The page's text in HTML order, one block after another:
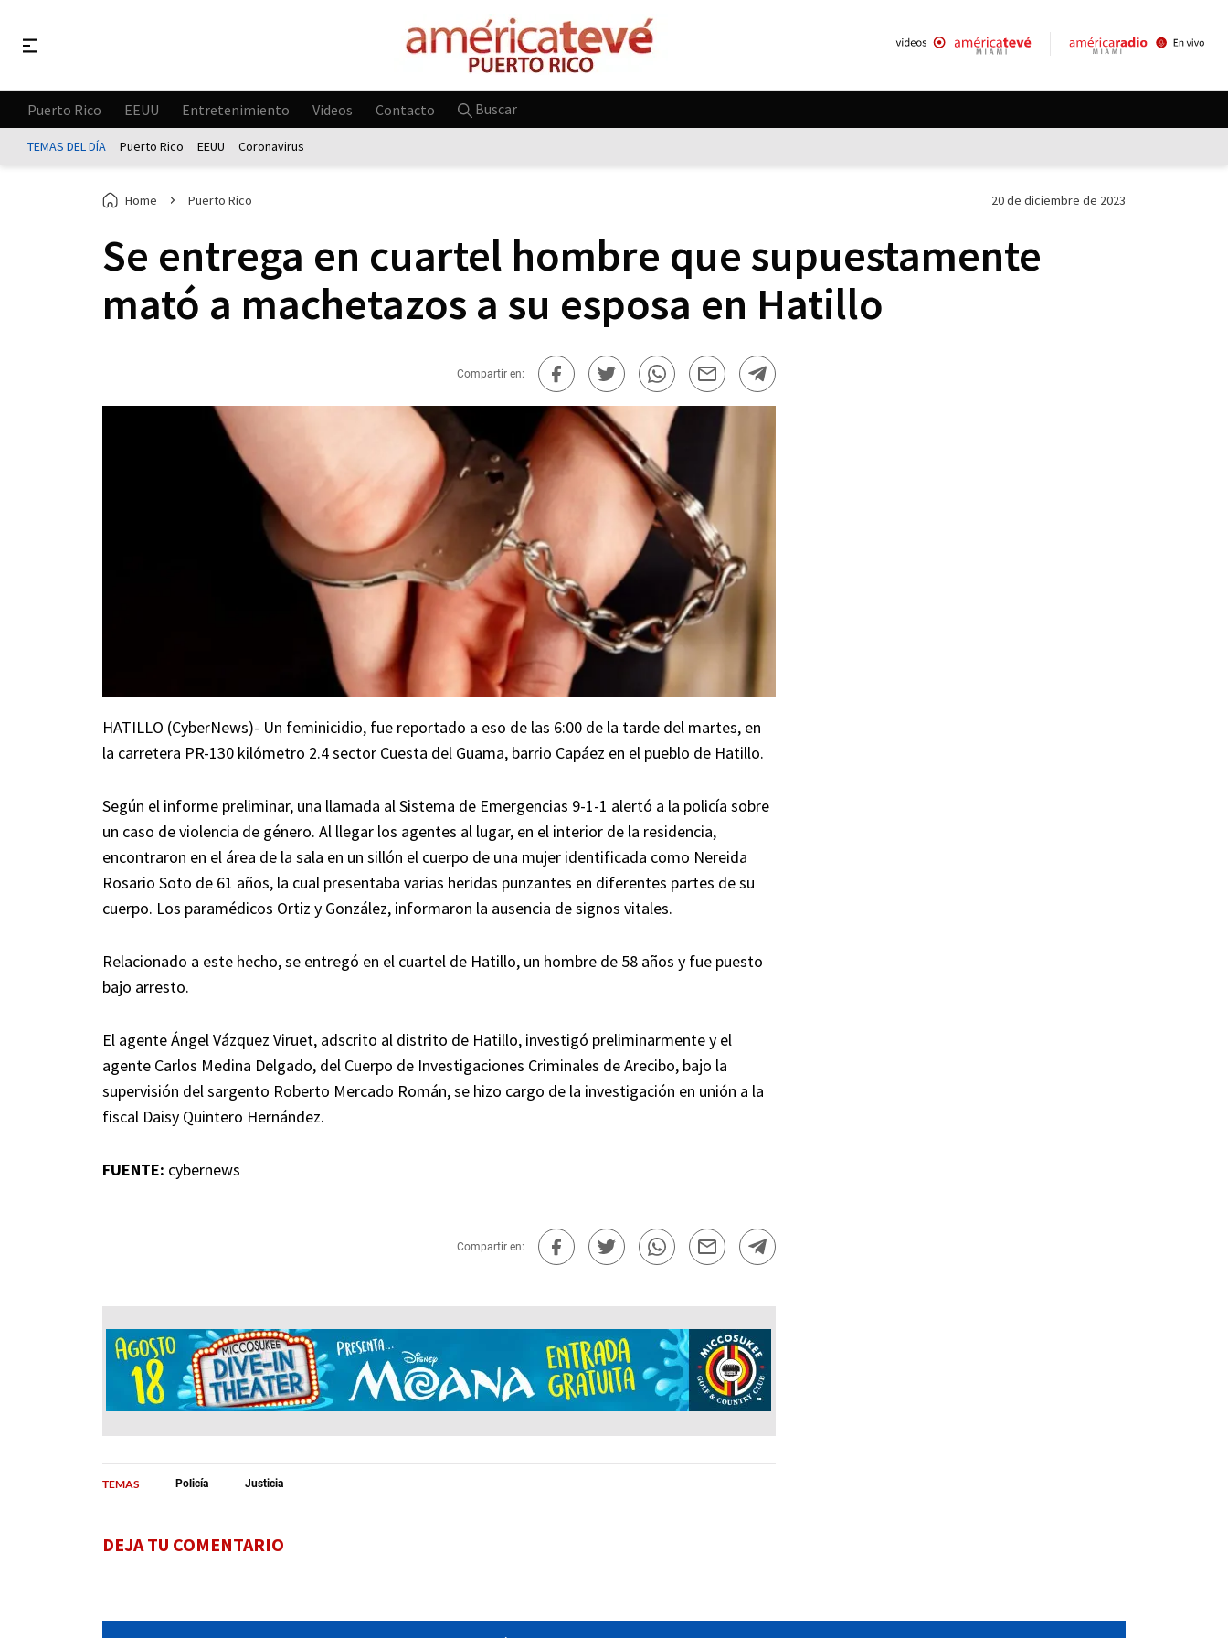
Puerto Rico EEUU Entretenimiento Videos Contacto Buscar
TEMAS DEL DÍA Puerto Rico EEUU Coronavirus
Home Puerto Rico 20 de diciembre de 2023
Se entrega en cuartel hombre que supuestamente
mató a machetazos a su esposa en Hatillo
Compartir en:
HATILLO (CyberNews)- Un feminicidio, fue reportado a eso de las 6:00 de la tarde del martes, en
la carretera PR-130 kilómetro 2.4 sector Cuesta del Guama, barrio Capáez en el pueblo de Hatillo.
Según el informe preliminar, una llamada al Sistema de Emergencias 9-1-1 alertó a la policía sobre
un caso de violencia de género. Al llegar los agentes al lugar, en el interior de la residencia,
encontraron en el área de la sala en un sillón el cuerpo de una mujer identificada como Nereida
Rosario Soto de 61 años, la cual presentaba varias heridas punzantes en diferentes partes de su
cuerpo. Los paramédicos Ortiz y González, informaron la ausencia de signos vitales.
Relacionado a este hecho, se entregó en el cuartel de Hatillo, un hombre de 58 años y fue puesto
bajo arresto.
El agente Ángel Vázquez Viruet, adscrito al distrito de Hatillo, investigó preliminarmente y el
agente Carlos Medina Delgado, del Cuerpo de Investigaciones Criminales de Arecibo, bajo la
supervisión del sargento Roberto Mercado Román, se hizo cargo de la investigación en unión a la
fiscal Daisy Quintero Hernández.
FUENTE: cybernews
Compartir en:
TEMAS Policía Justicia
DEJA TU COMENTARIO